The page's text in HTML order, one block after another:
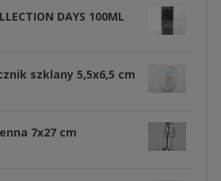
DAYS 100ML
szklany 5,5x6,5 cm
7x27 cm